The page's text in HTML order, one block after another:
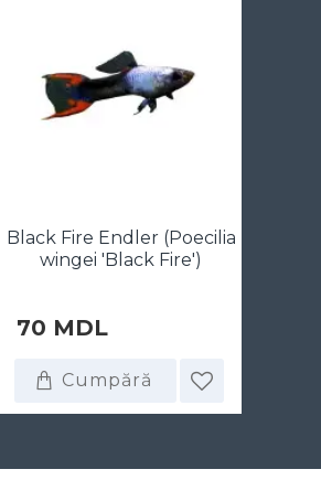
Black Fire Endler (Poecilia
wingei 'Black Fire')
70 MDL
Cumpără